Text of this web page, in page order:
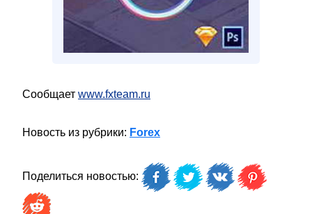
Сообщает www.fxteam.ru
Новость из рубрики: Forex
Поделиться новостью: